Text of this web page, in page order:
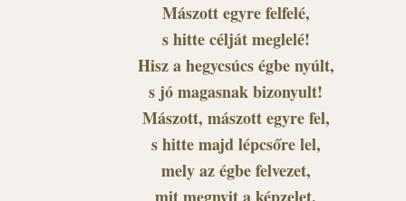
Mászott egyre felfelé,
s hitte célját meglelé!
Hisz a hegycsúcs égbe nyúlt,
s jó magasnak bizonyult!
Mászott, mászott egyre fel,
s hitte majd lépcsőre lel,
mely az égbe felvezet,